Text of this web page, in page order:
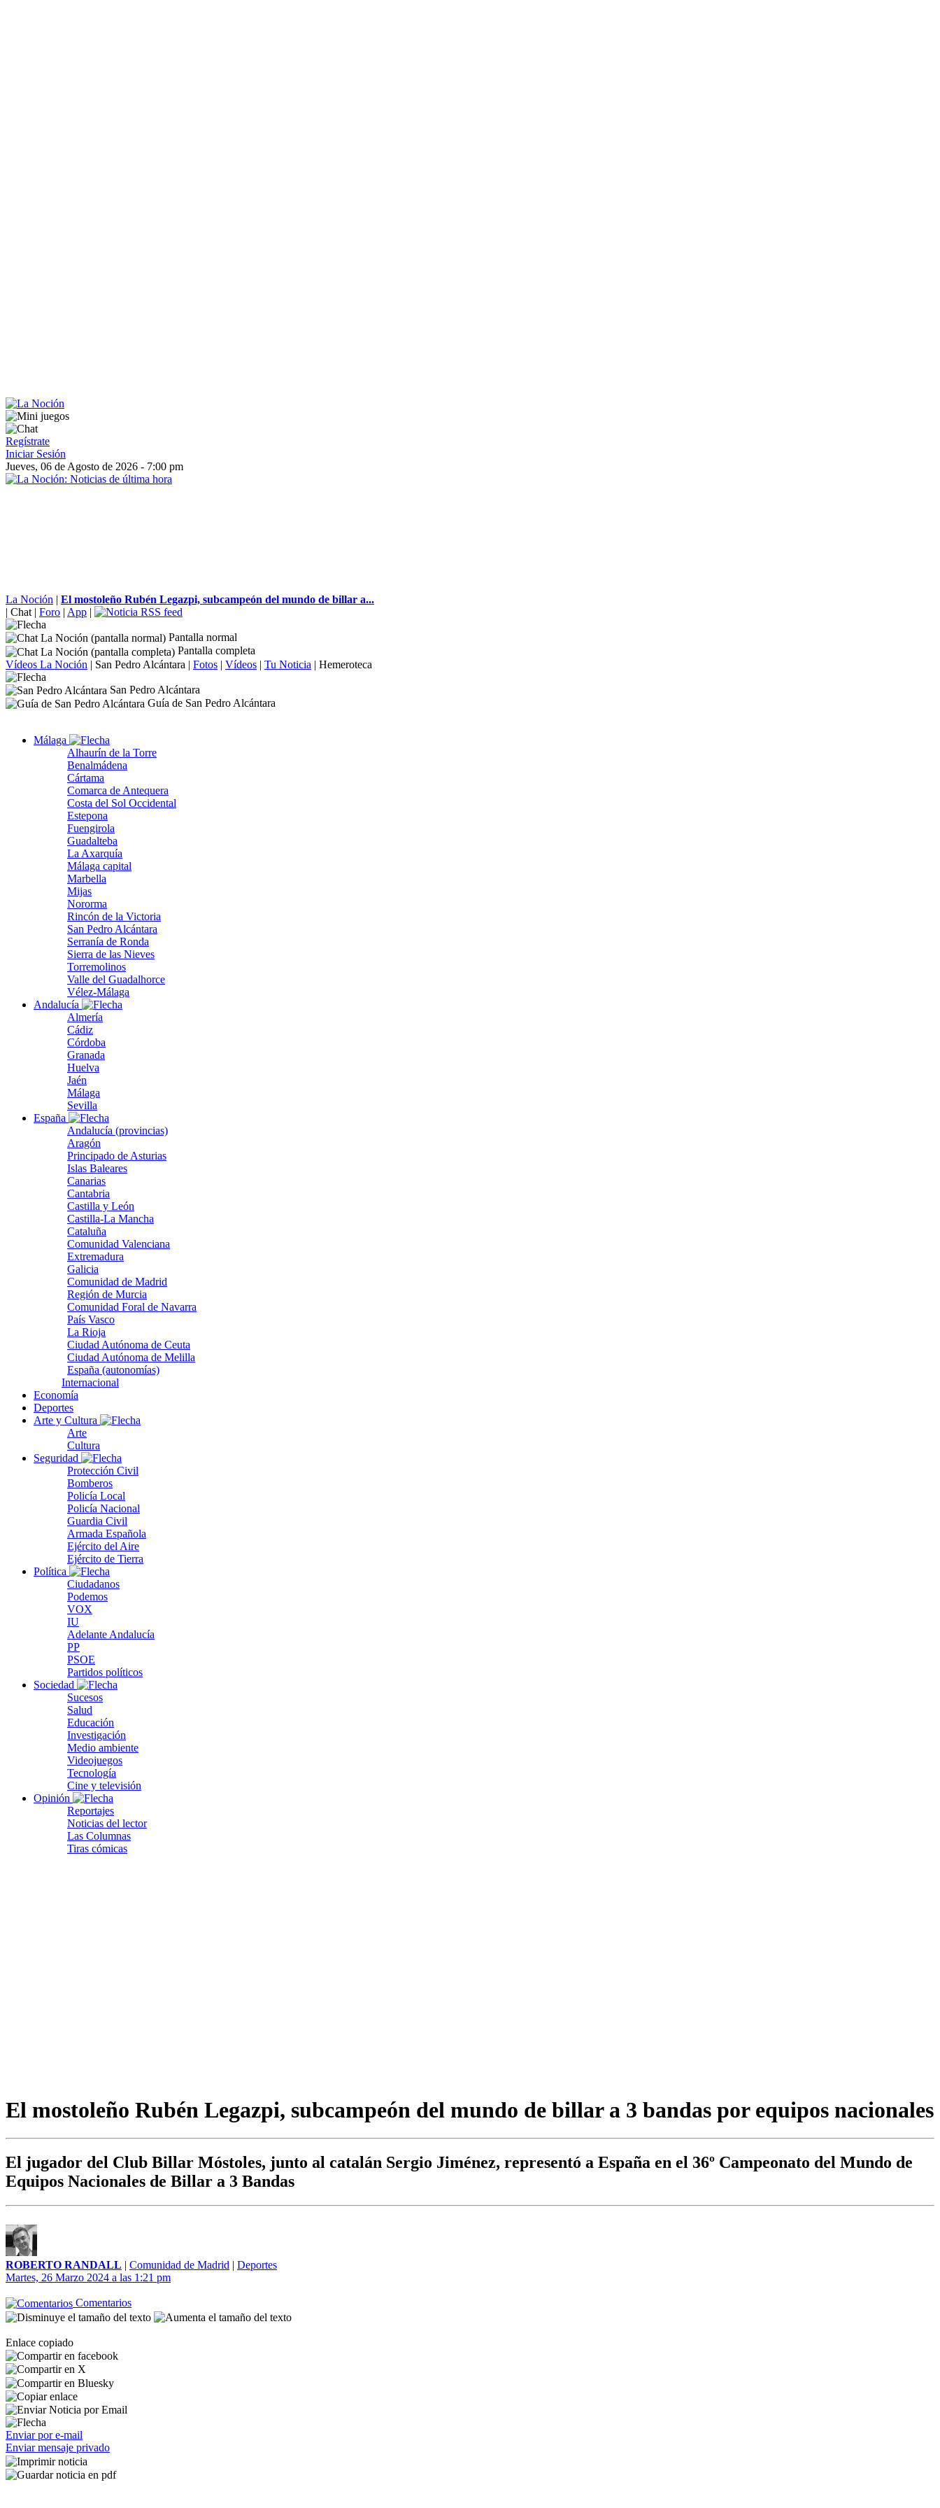
Regístrate
Iniciar Sesión
Jueves, 06 de Agosto de 2026 - 7:00 pm
La Noción | El mostoleño Rubén Legazpi, subcampeón del mundo de billar a...
| Chat | Foro | App |
Pantalla normal
Pantalla completa
Vídeos La Noción | San Pedro Alcántara | Fotos | Vídeos | Tu Noticia | Hemeroteca
San Pedro Alcántara
Guía de San Pedro Alcántara
Málaga
Alhaurín de la Torre
Benalmádena
Cártama
Comarca de Antequera
Costa del Sol Occidental
Estepona
Fuengirola
Guadalteba
La Axarquía
Málaga capital
Marbella
Mijas
Nororma
Rincón de la Victoria
San Pedro Alcántara
Serranía de Ronda
Sierra de las Nieves
Torremolinos
Valle del Guadalhorce
Vélez-Málaga
Andalucía
Almería
Cádiz
Córdoba
Granada
Huelva
Jaén
Málaga
Sevilla
España
Andalucía (provincias)
Aragón
Principado de Asturias
Islas Baleares
Canarias
Cantabria
Castilla y León
Castilla-La Mancha
Cataluña
Comunidad Valenciana
Extremadura
Galicia
Comunidad de Madrid
Región de Murcia
Comunidad Foral de Navarra
País Vasco
La Rioja
Ciudad Autónoma de Ceuta
Ciudad Autónoma de Melilla
España (autonomías)
Internacional
Economía
Deportes
Arte y Cultura
Arte
Cultura
Seguridad
Protección Civil
Bomberos
Policía Local
Policía Nacional
Guardia Civil
Armada Española
Ejército del Aire
Ejército de Tierra
Política
Ciudadanos
Podemos
VOX
IU
Adelante Andalucía
PP
PSOE
Partidos políticos
Sociedad
Sucesos
Salud
Educación
Investigación
Medio ambiente
Videojuegos
Tecnología
Cine y televisión
Opinión
Reportajes
Noticias del lector
Las Columnas
Tiras cómicas
El mostoleño Rubén Legazpi, subcampeón del mundo de billar a 3 bandas por equipos nacionales
El jugador del Club Billar Móstoles, junto al catalán Sergio Jiménez, representó a España en el 36º Campeonato del Mundo de
Equipos Nacionales de Billar a 3 Bandas
ROBERTO RANDALL | Comunidad de Madrid | Deportes
Martes, 26 Marzo 2024 a las 1:21 pm
Comentarios
Enlace copiado
Enviar por e-mail
Enviar mensaje privado